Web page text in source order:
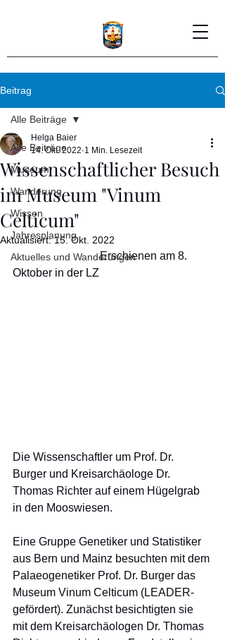
Beitrag
Alle Beiträge
Museum
Wanderung
Wissen
Jahresplanung
Aktuelles und Wanderungen
Alle Beiträge
Wissenschaftlicher Besuch
im Museum "Vinum
Celticum"
Helga Baier
14. Okt. 2022 1 Min. Lesezeit
Aktualisiert:15. Okt. 2022
                               Erschienen am 8.
Oktober in der LZ
Die Wissenschaftler um Prof. Dr.
Burger und Kreisarchäologe Dr.
Thomas Richter auf einem Hügelgrab
in den Mooswiesen.
Eine Gruppe Genetiker und Statistiker
aus Bern und Mainz besuchten mit dem
Palaeogenetiker Prof. Dr. Burger das
Museum Vinum Celticum (LEADER-
gefördert). Zunächst besichtigten sie
mit dem Kreisarchäologen Dr. Thomas